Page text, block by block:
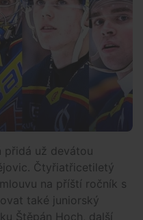
přidá už devátou
Čtyřiatřicetiletý
na příští ročník s
také juniorský
Štěpán Hoch, další